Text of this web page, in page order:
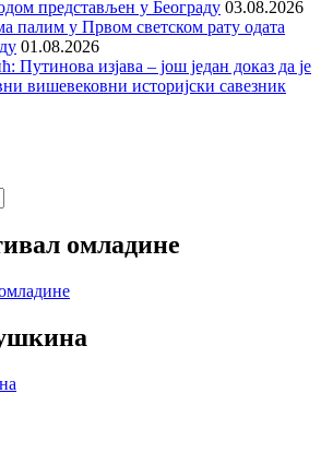
представљен у Београду 03.08.2026
палим у Првом светском рату одата
01.08.2026
Путинова изјава – још један доказ да је
вишевековни историјски савезник
омладине